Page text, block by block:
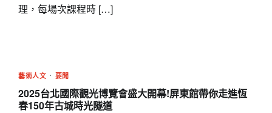
理，每場次課程時 […]
藝術人文 要聞
2025台北國際觀光博覽會盛大開幕!屏東館帶你走進恆
春150年古城時光隧道